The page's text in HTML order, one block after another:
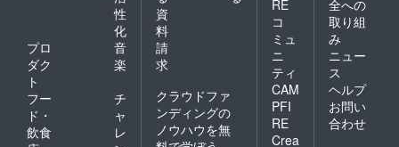
性
化
プロ
ダク
ト
音
楽
フー
ド・
飲食
チ
ャ
レ
資
料
請
求
クラウドファ
ンディングの
ノウハウを無
RE
コ
ミュ
ニ
ティ
CAM
PFI
RE
Crea
全への
取り組
み
ニュー
ス
ヘルプ
お問い
合わせ